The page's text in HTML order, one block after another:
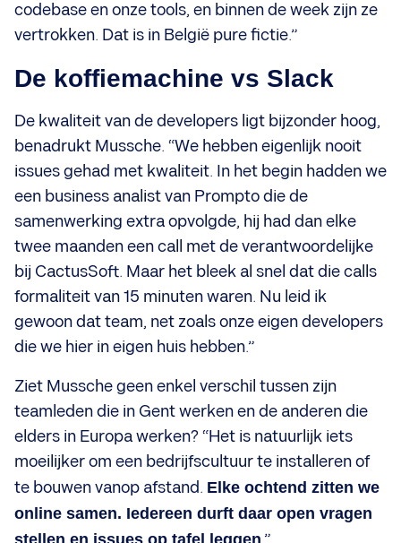
codebase en onze tools, en binnen de week zijn ze
vertrokken. Dat is in België pure fictie.”
De koffiemachine vs Slack
De kwaliteit van de developers ligt bijzonder hoog,
benadrukt Mussche. “We hebben eigenlijk nooit
issues gehad met kwaliteit. In het begin hadden we
een business analist van Prompto die de
samenwerking extra opvolgde, hij had dan elke
twee maanden een call met de verantwoordelijke
bij CactusSoft. Maar het bleek al snel dat die calls
formaliteit van 15 minuten waren. Nu leid ik
gewoon dat team, net zoals onze eigen developers
die we hier in eigen huis hebben.”
Ziet Mussche geen enkel verschil tussen zijn
teamleden die in Gent werken en de anderen die
elders in Europa werken? “Het is natuurlijk iets
moeilijker om een bedrijfscultuur te installeren of
te bouwen vanop afstand. Elke ochtend zitten we
online samen. Iedereen durft daar open vragen